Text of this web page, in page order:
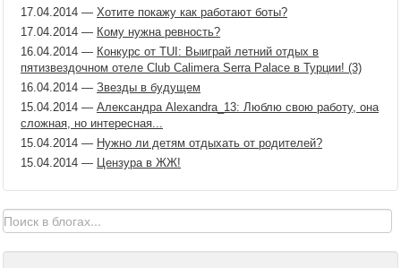
17.04.2014 — Хотите покажу как работают боты?
17.04.2014 — Кому нужна ревность?
16.04.2014 — Конкурс от TUI: Выиграй летний отдых в
пятизвездочном отеле Club Calimera Serra Palace в Турции! (3)
16.04.2014 — Звезды в будущем
15.04.2014 — Александра Alexandra_13: Люблю свою работу, она
сложная, но интересная...
15.04.2014 — Нужно ли детям отдыхать от родителей?
15.04.2014 — Цензура в ЖЖ!